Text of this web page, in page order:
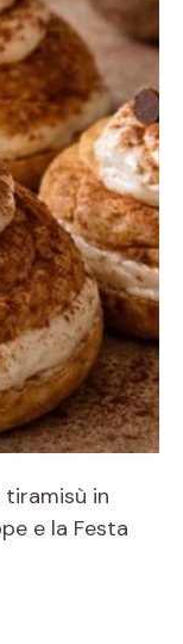
in
e la Festa